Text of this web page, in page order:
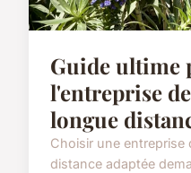
Guide ultime
l'entreprise
longue
Choisir une entreprise
distance adaptée